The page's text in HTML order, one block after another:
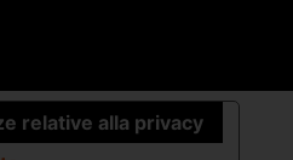
relative alla privacy